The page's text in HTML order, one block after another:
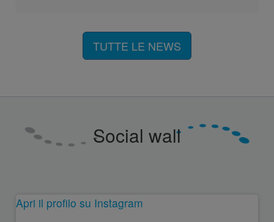
TUTTE LE NEWS
Social wall
Apri il profilo su Instagram